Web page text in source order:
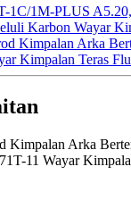
1C/1M-PLUS
Karbon Wayar
Kimpalan Arka
Kimpalan Teras